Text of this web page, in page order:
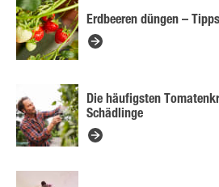
Erdbeeren düngen –
Die häufigsten
Schädlinge